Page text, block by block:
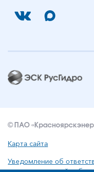
© ПАО
Карта сайта
Уведомление об